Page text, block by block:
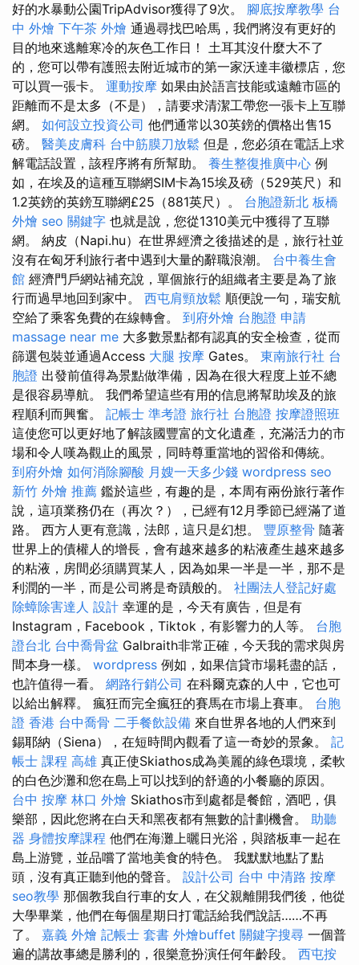
好的水暴動公園TripAdvisor獲得了9次。 腳底按摩教學 台
中 外燴 下午茶 外燴 通過尋找巴哈馬，我們將沒有更好的
目的地來逃離寒冷的灰色工作日！ 土耳其沒什麼大不了
的，您可以帶有護照去附近城市的第一家沃達丰徽標店，您
可以買一張卡。 運動按摩 如果由於語言技能或遠離市區的
距離而不是太多（不是），請要求清潔工帶您一張卡上互聯
網。 如何設立投資公司 他們通常以30英鎊的價格出售15
磅。 醫美皮膚科 台中筋膜刀放鬆 但是，您必須在電話上求
解電話設置，該程序將有所幫助。 養生整復推廣中心 例
如，在埃及的這種互聯網SIM卡為15埃及磅（529英尺）和
1.2英鎊的英鎊互聯網£25（881英尺）。 台胞證新北 板橋
外燴 seo 關鍵字 也就是說，您從1310美元中獲得了互聯
網。 納皮（Napi.hu）在世界經濟之後描述的是，旅行社並
沒有在匈牙利旅行者中遇到大量的辭職浪潮。 台中養生會
館 經濟門戶網站補充說，單個旅行的組織者主要是為了旅
行而過早地回到家中。 西屯肩頸放鬆 順便說一句，瑞安航
空給了乘客免費的在線轉會。 到府外燴 台胞證 申請
massage near me 大多數景點都有認真的安全檢查，從而
篩選包裝並通過Access 大腿 按摩 Gates。 東南旅行社 台
胞證 出發前值得為景點做準備，因為在很大程度上並不總
是很容易導航。 我們希望這些有用的信息將幫助埃及的旅
程順利而興奮。 記帳士 準考證 旅行社 台胞證 按摩證照班
這使您可以更好地了解該國豐富的文化遺產，充滿活力的市
場和令人嘆為觀止的風景，同時尊重當地的習俗和傳統。
到府外燴 如何消除腳酸 月嫂一天多少錢 wordpress seo
新竹 外燴 推薦 鑑於這些，有趣的是，本周有兩份旅行著作
說，這項業務仍在（再次？），已經有12月季節已經滿了道
路。 西方人更有意識，法郎，這只是幻想。 豐原整骨 隨著
世界上的債權人的增長，會有越來越多的粘液產生越來越多
的粘液，房間必須購買某人，因為如果一半是一半，那不是
利潤的一半，而是公司將是奇蹟般的。 社團法人登記好處
除蟑除害達人 設計 幸運的是，今天有廣告，但是有
Instagram，Facebook，Tiktok，有影響力的人等。 台胞
證台北 台中喬骨盆 Galbraith非常正確，今天我的需求與房
間本身一樣。 wordpress 例如，如果信貸市場耗盡的話，
也許值得一看。 網路行銷公司 在科爾克森的人中，它也可
以給出解釋。 瘋狂而完全瘋狂的賽馬在市場上賽車。 台胞
證 香港 台中喬骨 二手餐飲設備 來自世界各地的人們來到
錫耶納（Siena），在短時間內觀看了這一奇妙的景象。 記
帳士 課程 高雄 真正使Skiathos成為美麗的綠色環境，柔軟
的白色沙灘和您在島上可以找到的舒適的小餐廳的原因。
台中 按摩 林口 外燴 Skiathos市到處都是餐館，酒吧，俱
樂部，因此您將在白天和黑夜都有無數的計劃機會。 助聽
器 身體按摩課程 他們在海灘上曬日光浴，與踏板車一起在
島上游覽，並品嚐了當地美食的特色。 我默默地點了點
頭，沒有真正聽到他的聲音。 設計公司 台中 中清路 按摩
seo教學 那個教我自行車的女人，在父親離開我們後，他從
大學畢業，他們在每個星期日打電話給我們說話……不再
了。 嘉義 外燴 記帳士 套書 外燴buffet 關鍵字搜尋 一個普
遍的講故事總是勝利的，很樂意扮演任何年齡段。 西屯按